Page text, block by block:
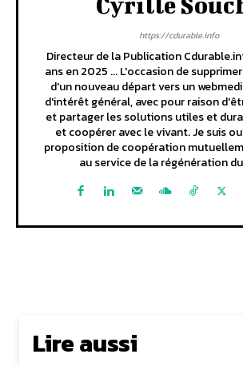
https://cdurable.info
Directeur de la Publication
ans en 2025 ... L'occasion de
d'un nouveau départ vers un
d'intérêt général, avec pour raison
et partager les solutions utiles et
et coopérer avec le vivant. Je suis
proposition de coopération
au service de la régénération
Lire aussi